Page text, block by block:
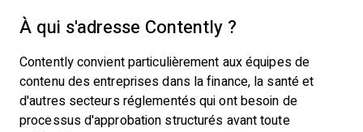
À qui s'adresse Contently ?
Contently convient particulièrement aux équipes de
contenu des entreprises dans la finance, la santé et
d'autres secteurs réglementés qui ont besoin de
processus d'approbation structurés avant toute